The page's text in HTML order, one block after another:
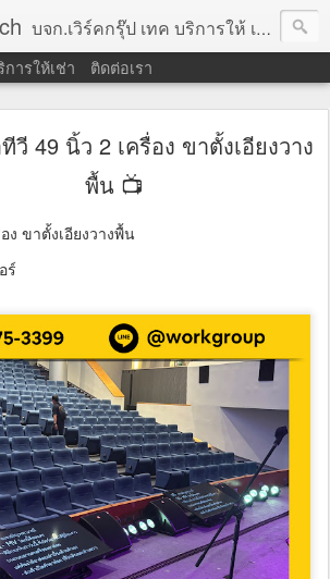
บจก.เวิร์คกรุ๊ป เทค บริการให้ เช่าคอมพิวเตอร์ โน้ตบุ๊ค โปรเจคเตอร์ ทีวีจอแบน จอทัชสกรีน ตู้คีออส วีดีโอวอล และอุปกรณ์อื่น ๆ บริการให้เช่าเป็น รายวัน
ารให้เช่า ติดต่อเรา
วี 49 นิ้ว 2 เครื่อง ขาตั้งเอียงวาง
พื้น 📺
ง ขาตั้งเอียงวางพื้น
ร์